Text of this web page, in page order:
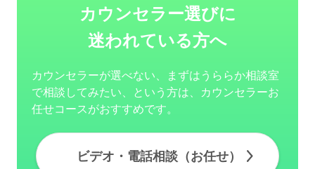
カウンセラー選びに
迷われている方へ
カウンセラーが選べない、まずはうららか相談室
で相談してみたい、という方は、カウンセラーお
任せコースがおすすめです。
ビデオ・電話相談（お任せ）